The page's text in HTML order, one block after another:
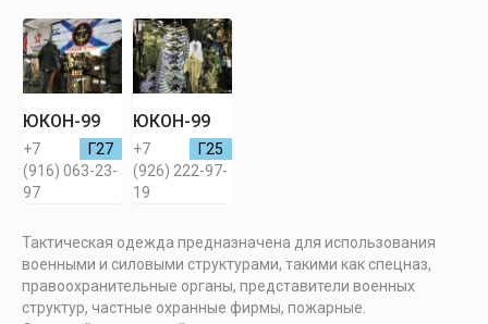
ЮКОН-99
Г27
+7
(916) 063-23-
97
ЮКОН-99
Г25
+7
(926) 222-97-
19
Тактическая одежда предназначена для использования
военными и силовыми структурами, такими как спецназ,
правоохранительные органы, представители военных
структур, частные охранные фирмы, пожарные.